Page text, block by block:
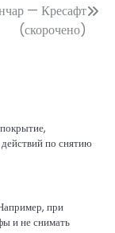
— Кресафт
(скорочено)
по снятию
при
и не снимать